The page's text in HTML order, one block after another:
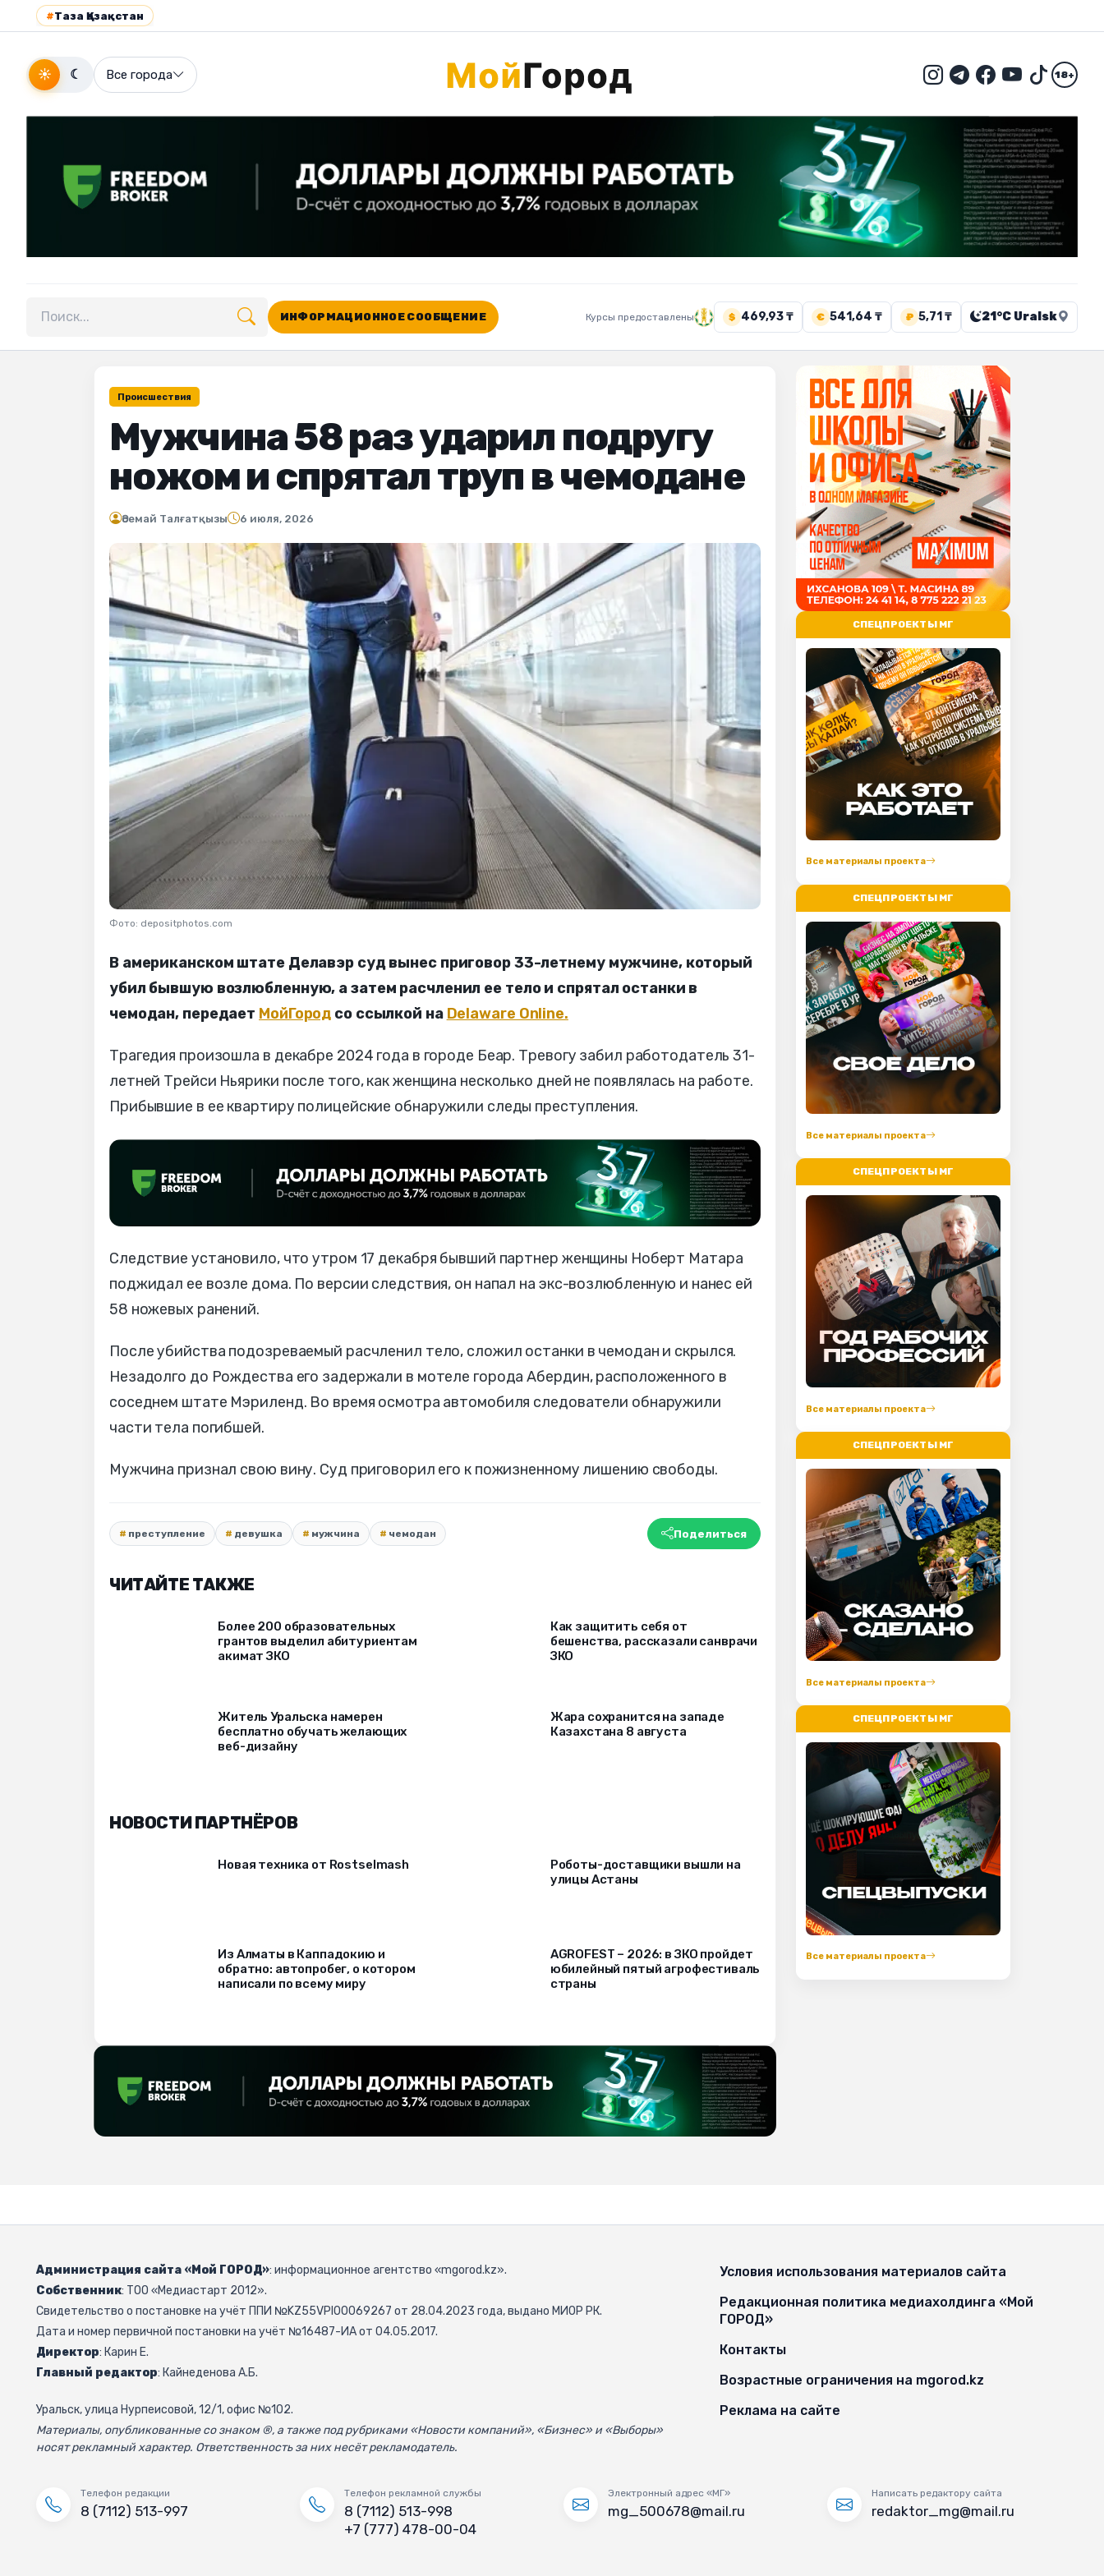
#Таза Қазақстан
☀ ☾ Все города 18+
Поиск по сайту
ИНФОРМАЦИОННОЕ СООБЩЕНИЕ Курсы предоставлены $ 469,93 ₸ € 541,64 ₸ ₽ 5,71 ₸ 21°C Uralsk
Происшествия
Мужчина 58 раз ударил подругу
ножом и спрятал труп в чемодане
Әсемай Талғатқызы 6 июля, 2026
Фото: depositphotos.com
В американском штате Делавэр суд вынес приговор 33-летнему мужчине, который
убил бывшую возлюбленную, а затем расчленил ее тело и спрятал останки в
чемодан, передает МойГород со ссылкой на Delaware Online.
Трагедия произошла в декабре 2024 года в городе Беар. Тревогу забил работодатель 31-
летней Трейси Ньярики после того, как женщина несколько дней не появлялась на работе.
Прибывшие в ее квартиру полицейские обнаружили следы преступления.
Следствие установило, что утром 17 декабря бывший партнер женщины Ноберт Матара
поджидал ее возле дома. По версии следствия, он напал на экс-возлюбленную и нанес ей
58 ножевых ранений.
После убийства подозреваемый расчленил тело, сложил останки в чемодан и скрылся.
Незадолго до Рождества его задержали в мотеле города Абердин, расположенного в
соседнем штате Мэриленд. Во время осмотра автомобиля следователи обнаружили
части тела погибшей.
Мужчина признал свою вину. Суд приговорил его к пожизненному лишению свободы.
преступление девушка мужчина чемодан Поделиться
ЧИТАЙТЕ ТАКЖЕ
Более 200 образовательных
грантов выделил абитуриентам
акимат ЗКО
Как защитить себя от
бешенства, рассказали санврачи
ЗКО
Житель Уральска намерен
бесплатно обучать желающих
веб-дизайну
Жара сохранится на западе
Казахстана 8 августа
НОВОСТИ ПАРТНЁРОВ
Новая техника от Rostselmash
Роботы-доставщики вышли на
улицы Астаны
Из Алматы в Каппадокию и
обратно: автопробег, о котором
написали по всему миру
AGROFEST – 2026: в ЗКО пройдет
юбилейный пятый агрофестиваль
страны
СПЕЦПРОЕКТЫ МГ
Все материалы проекта
СПЕЦПРОЕКТЫ МГ
Все материалы проекта
СПЕЦПРОЕКТЫ МГ
Все материалы проекта
СПЕЦПРОЕКТЫ МГ
Все материалы проекта
СПЕЦПРОЕКТЫ МГ
Все материалы проекта
Администрация сайта «Мой ГОРОД»: информационное агентство «mgorod.kz».
Собственник: ТОО «Медиастарт 2012».
Свидетельство о постановке на учёт ППИ №KZ55VPI00069267 от 28.04.2023 года, выдано МИОР РК.
Дата и номер первичной постановки на учёт №16487-ИА от 04.05.2017.
Директор: Карин Е.
Главный редактор: Кайнеденова А.Б.
Уральск, улица Нурпеисовой, 12/1, офис №102.
Материалы, опубликованные со знаком ®, а также под рубриками «Новости компаний», «Бизнес» и «Выборы»
носят рекламный характер. Ответственность за них несёт рекламодатель.
Условия использования материалов сайта
Редакционная политика медиахолдинга «Мой
ГОРОД»
Контакты
Возрастные ограничения на mgorod.kz
Реклама на сайте
Телефон редакции
8 (7112) 513-997
Телефон рекламной службы
8 (7112) 513-998
+7 (777) 478-00-04
Электронный адрес «МГ»
mg_500678@mail.ru
Написать редактору сайта
redaktor_mg@mail.ru